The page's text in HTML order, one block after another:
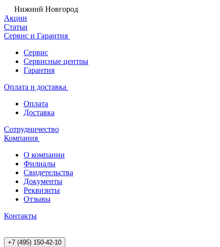
Нижний Новгород
Акции
Статьи
Сервис и Гарантия
Сервис
Сервисные центры
Гарантия
Оплата и доставка
Оплата
Доставка
Сотрудничество
Компания
О компании
Филиалы
Свидетельства
Документы
Реквизиты
Отзывы
Контакты
+7 (495) 150-42-10